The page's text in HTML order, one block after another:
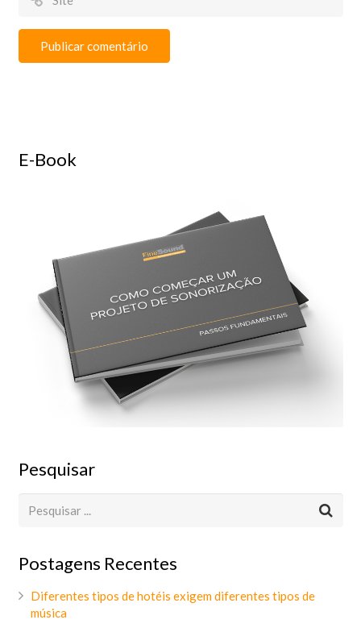
E-Book
Pesquisar
Postagens Recentes
Diferentes tipos de hotéis exigem diferentes tipos de
música